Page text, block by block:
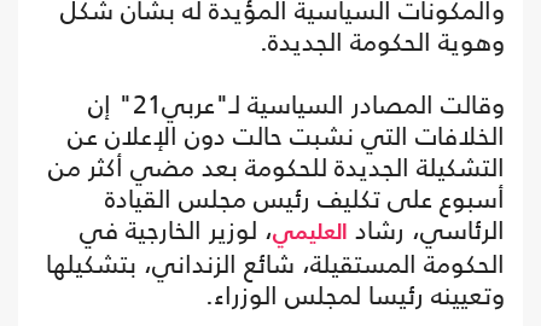
والمكونات السياسية المؤيدة له بشأن شكل
وهوية الحكومة الجديدة.
وقالت المصادر السياسية لـ"عربي21" إن
الخلافات التي نشبت حالت دون الإعلان عن
التشكيلة الجديدة للحكومة بعد مضي أكثر من
أسبوع على تكليف رئيس مجلس القيادة
الرئاسي، رشاد العليمي، لوزير الخارجية في
الحكومة المستقيلة، شائع الزنداني، بتشكيلها
وتعيينه رئيسا لمجلس الوزراء.